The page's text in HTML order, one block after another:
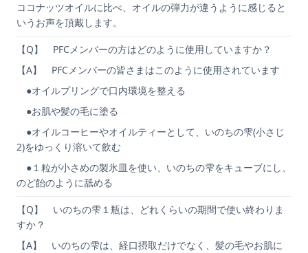
ココナッツオイルに比べ、オイルの弾力が違うように感じると
いうお声を頂戴します。
【Q】 PFCメンバーの方はどのように使用していますか？
【A】 PFCメンバーの皆さまはこのように使用されています
●オイルプリングで口内環境を整える
●お肌や髪の毛に塗る
●オイルコーヒーやオイルティーとして、いのちの雫(小さじ
2)をゆっくり溶いて飲む
●１粒が小さめの製氷皿を使い、いのちの雫をキューブにし、
のど飴のように舐める
【Q】 いのちの雫１瓶は、どれくらいの期間で使い終わりま
すか？
【A】 いのちの雫は、経口摂取だけでなく、髪の毛やお肌に